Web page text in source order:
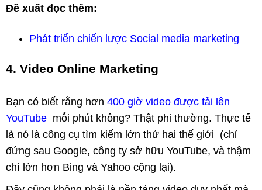
Đề xuất đọc thêm:
Phát triển chiến lược Social media marketing
4. Video Online Marketing
Bạn có biết rằng hơn 400 giờ video được tải lên
YouTube mỗi phút không? Thật phi thường. Thực tế
là nó là công cụ tìm kiếm lớn thứ hai thế giới (chỉ
đứng sau Google, công ty sở hữu YouTube, và thậm
chí lớn hơn Bing và Yahoo cộng lại).